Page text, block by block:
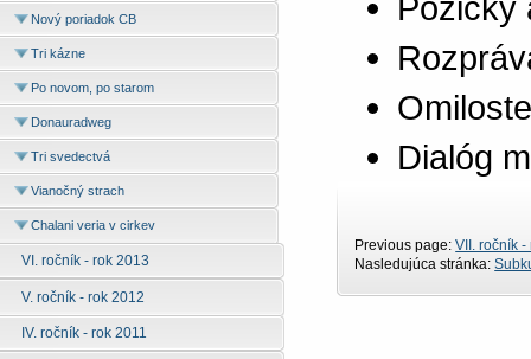
Nový poriadok CB
Tri kázne
Po novom, po starom
Donauradweg
Tri svedectvá
Vianočný strach
Chalani veria v cirkev
VI. ročník - rok 2013
V. ročník - rok 2012
IV. ročník - rok 2011
Dialóg
Previous page:VII. ročník
Nasledujúca stránka: